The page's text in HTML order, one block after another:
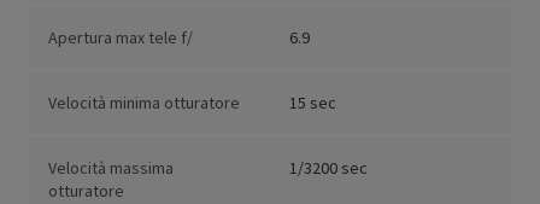
Apertura max tele f/ 6.9
Velocità minima otturatore 15 sec
Velocità massima
otturatore
1/3200 sec